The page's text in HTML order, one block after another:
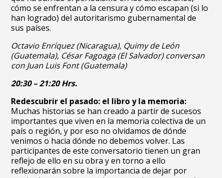
cómo se enfrentan a la censura y cómo escapan (si lo
han logrado) del autoritarismo gubernamental de
sus países.
Octavio Enríquez (Nicaragua), Quimy de León
(Guatemala), César Fagoaga (El Salvador) conversan
con Juan Luis Font (Guatemala)
20:30 – 21:20 Hrs.
Redescubrir el pasado: el libro y la memoria:
Muchas historias se han creado a partir de sucesos
importantes que viven en la memoria colectiva de un
país o región, y por eso no olvidamos de dónde
venimos o hacia dónde no debemos volver. Las
participantes de este conversatorio tienen un gran
reflejo de ello en su obra y en torno a ello
reflexionarán sobre la importancia de dejar por